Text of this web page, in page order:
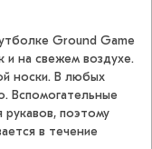
Ground Game
и на свежем воздухе.
носки. В любых
Вспомогательные
поэтому
в течение